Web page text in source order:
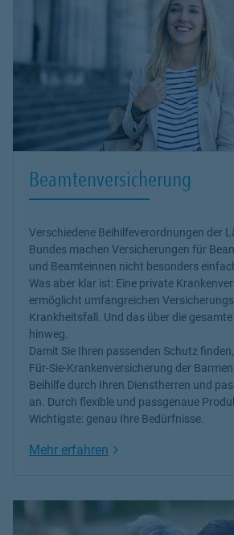
Beamtenversicherung
Verschiedene Beihilfeverordnungen der
Bundes machen Versicherungen für
und Beamteinnen nicht besonders
Was aber klar ist: Eine private
ermöglicht umfangreichen
Krankheitsfall. Und das über die
hinweg.
Damit Sie Ihren passenden Schutz
Für-Sie-Krankenversicherung der
Beihilfe durch Ihren Dienstherren und
an. Durch flexible und passgenaue
Wichtigste: genau Ihre Bedürfnisse.
Mehr erfahren Link Opens in New Tab